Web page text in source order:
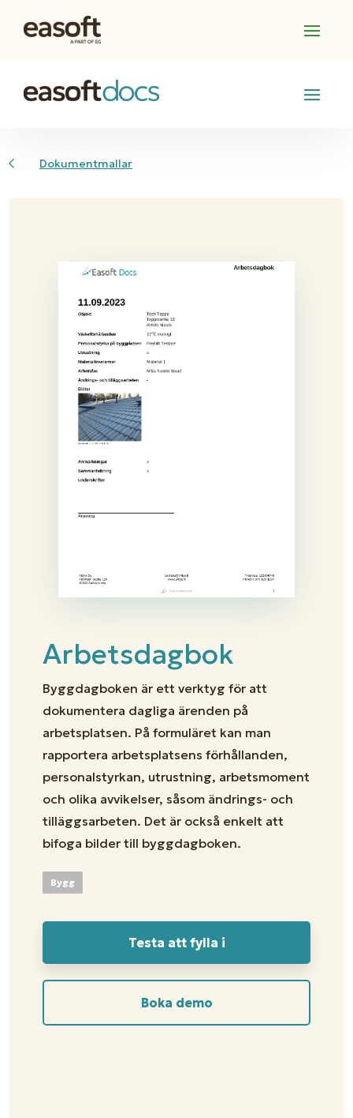
Dokumentmallar
Arbetsdagbok
Byggdagboken är ett verktyg för att
dokumentera dagliga ärenden på
arbetsplatsen. På formuläret kan man
rapportera arbetsplatsens förhållanden,
personalstyrkan, utrustning, arbetsmoment
och olika avvikelser, såsom ändrings- och
tilläggsarbeten. Det är också enkelt att
bifoga bilder till byggdagboken.
Bygg
Testa att fylla i
Boka demo